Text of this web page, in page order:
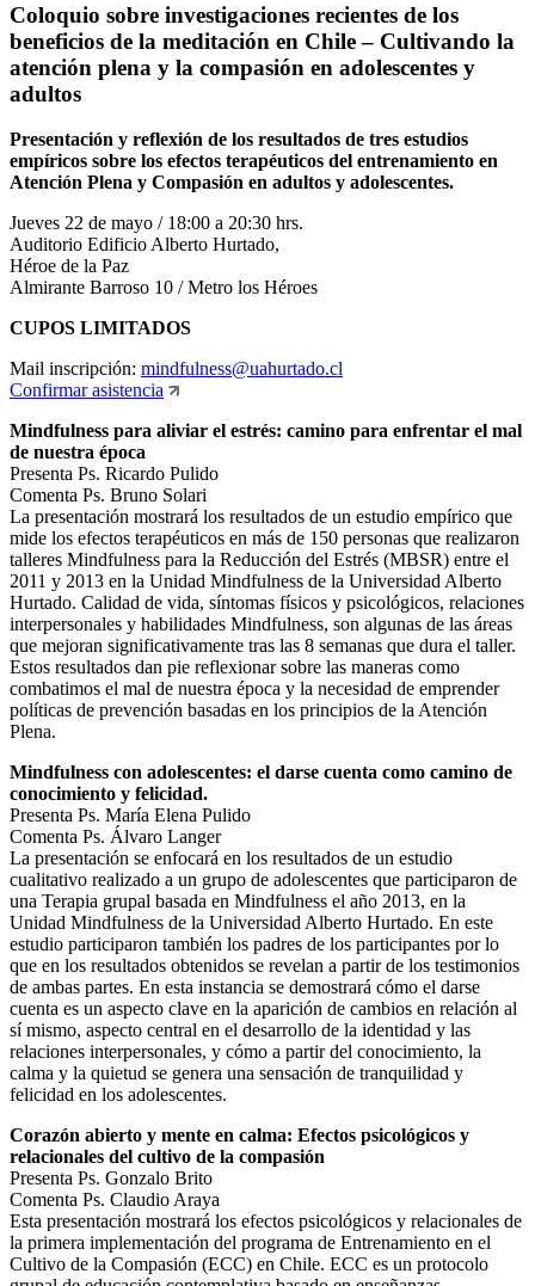
Coloquio sobre investigaciones recientes de los
beneficios de la meditación en Chile – Cultivando la
atención plena y la compasión en adolescentes y
adultos
Presentación y reflexión de los resultados de tres estudios
empíricos sobre los efectos terapéuticos del entrenamiento en
Atención Plena y Compasión en adultos y adolescentes.
Jueves 22 de mayo / 18:00 a 20:30 hrs.
Auditorio Edificio Alberto Hurtado,
Héroe de la Paz
Almirante Barroso 10 / Metro los Héroes
CUPOS LIMITADOS
Mail inscripción: mindfulness@uahurtado.cl
Confirmar asistencia
Mindfulness para aliviar el estrés: camino para enfrentar el mal
de nuestra época
Presenta Ps. Ricardo Pulido
Comenta Ps. Bruno Solari
La presentación mostrará los resultados de un estudio empírico que
mide los efectos terapéuticos en más de 150 personas que realizaron
talleres Mindfulness para la Reducción del Estrés (MBSR) entre el
2011 y 2013 en la Unidad Mindfulness de la Universidad Alberto
Hurtado. Calidad de vida, síntomas físicos y psicológicos, relaciones
interpersonales y habilidades Mindfulness, son algunas de las áreas
que mejoran significativamente tras las 8 semanas que dura el taller.
Estos resultados dan pie reflexionar sobre las maneras como
combatimos el mal de nuestra época y la necesidad de emprender
políticas de prevención basadas en los principios de la Atención
Plena.
Mindfulness con adolescentes: el darse cuenta como camino de
conocimiento y felicidad.
Presenta Ps. María Elena Pulido
Comenta Ps. Álvaro Langer
La presentación se enfocará en los resultados de un estudio
cualitativo realizado a un grupo de adolescentes que participaron de
una Terapia grupal basada en Mindfulness el año 2013, en la
Unidad Mindfulness de la Universidad Alberto Hurtado. En este
estudio participaron también los padres de los participantes por lo
que en los resultados obtenidos se revelan a partir de los testimonios
de ambas partes. En esta instancia se demostrará cómo el darse
cuenta es un aspecto clave en la aparición de cambios en relación al
sí mismo, aspecto central en el desarrollo de la identidad y las
relaciones interpersonales, y cómo a partir del conocimiento, la
calma y la quietud se genera una sensación de tranquilidad y
felicidad en los adolescentes.
Corazón abierto y mente en calma: Efectos psicológicos y
relacionales del cultivo de la compasión
Presenta Ps. Gonzalo Brito
Comenta Ps. Claudio Araya
Esta presentación mostrará los efectos psicológicos y relacionales de
la primera implementación del programa de Entrenamiento en el
Cultivo de la Compasión (ECC) en Chile. ECC es un protocolo